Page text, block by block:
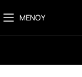
ΜΕΝΟΎ